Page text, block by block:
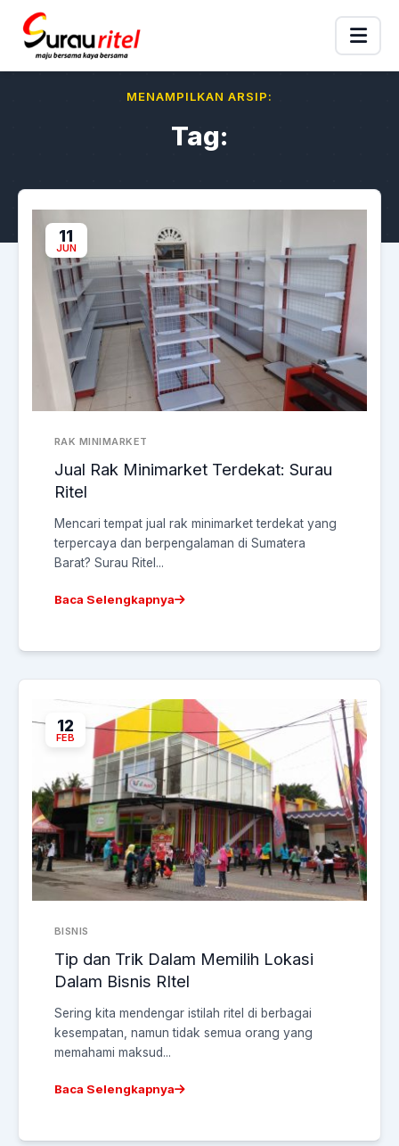
MENAMPILKAN ARSIP:
Tag:
11
JUN
RAK MINIMARKET
Jual Rak Minimarket Terdekat: Surau
Ritel
Mencari tempat jual rak minimarket terdekat yang
terpercaya dan berpengalaman di Sumatera
Barat? Surau Ritel...
Baca Selengkapnya
12
FEB
BISNIS
Tip dan Trik Dalam Memilih Lokasi
Dalam Bisnis RItel
Sering kita mendengar istilah ritel di berbagai
kesempatan, namun tidak semua orang yang
memahami maksud...
Baca Selengkapnya